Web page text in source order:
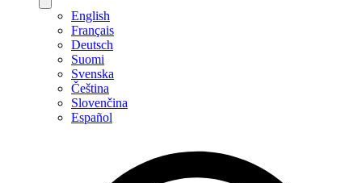
English
Français
Deutsch
Suomi
Svenska
Čeština
Slovenčina
Español